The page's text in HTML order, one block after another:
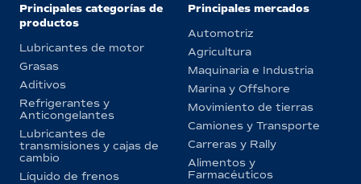
Principales categorías de
productos
Lubricantes de motor
Grasas
Aditivos
Refrigerantes y
Anticongelantes
Lubricantes de
transmisiones y cajas de
cambio
Líquido de frenos
Principales mercados
Automotriz
Agricultura
Maquinaria e Industria
Marina y Offshore
Movimiento de tierras
Camiones y Transporte
Carreras y Rally
Alimentos y
Farmacéuticos